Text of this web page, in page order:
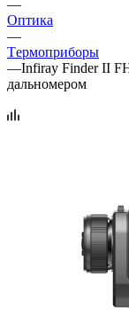
—
Оптика
—
Tермоприборы
—Infiray Finder II
дальномером